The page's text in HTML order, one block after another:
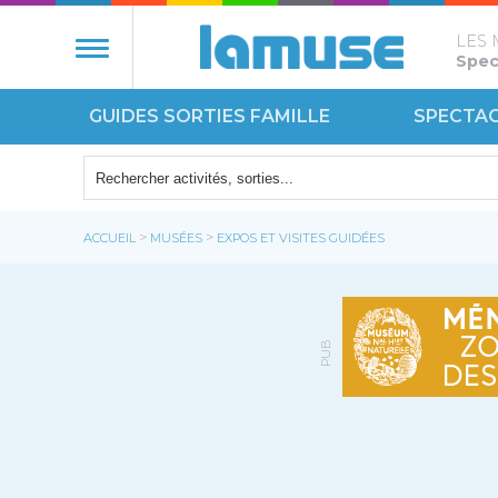
LES
GUIDES SORTIES FAMILLE
ACCUEIL > MUSÉES > EXPOS ET VISITES GUIDÉES
PUB